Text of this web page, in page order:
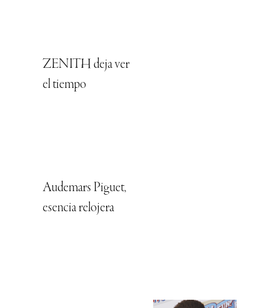
ZENITH deja ver
el tiempo
Audemars Piguet,
esencia relojera